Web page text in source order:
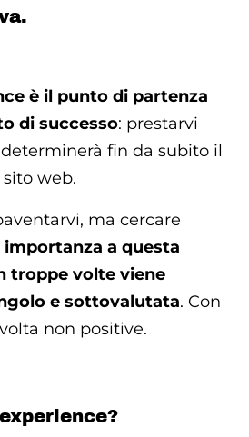
è il punto di partenza
di successo: prestarvi
fin da subito il
web.
ma cercare
a questa
troppe volte viene
e sottovalutata. Con
non positive.